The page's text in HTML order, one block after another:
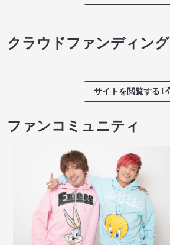
クラウドファンディング
サイトを閲覧する
ファンコミュニティ